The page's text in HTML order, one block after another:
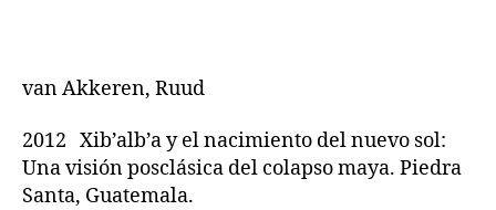
van Akkeren, Ruud
2012 Xib’alb’a y el nacimiento del nuevo sol:
Una visión posclásica del colapso maya. Piedra
Santa, Guatemala.